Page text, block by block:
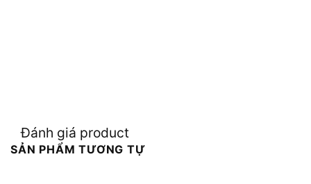
Đánh giá product
SẢN PHẨM TƯƠNG TỰ